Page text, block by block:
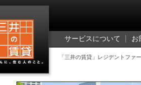
サービスについて お
「三井の賃貸」レジデントファ